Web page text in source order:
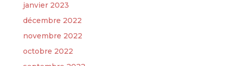
janvier 2023
décembre 2022
novembre 2022
octobre 2022